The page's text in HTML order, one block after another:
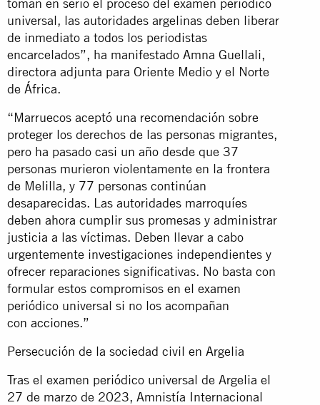
universal, las autoridades argelinas deben liberar
de inmediato a todos los periodistas
encarcelados”, ha manifestado Amna Guellali,
directora adjunta para Oriente Medio y el Norte
de África.
“Marruecos aceptó una recomendación sobre
proteger los derechos de las personas migrantes,
pero ha pasado casi un año desde que 37
personas murieron violentamente en la frontera
de Melilla, y 77 personas continúan
desaparecidas. Las autoridades marroquíes
deben ahora cumplir sus promesas y administrar
justicia a las víctimas. Deben llevar a cabo
urgentemente investigaciones independientes y
ofrecer reparaciones significativas. No basta con
formular estos compromisos en el examen
periódico universal si no los acompañan
con acciones.”
Persecución de la sociedad civil en Argelia
Tras el examen periódico universal de Argelia el
27 de marzo de 2023, Amnistía Internacional